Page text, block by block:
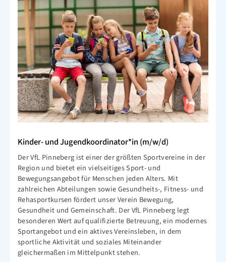
Kinder- und Jugendkoordinator*in (m/w/d)
Der VfL Pinneberg ist einer der größten Sportvereine in der
Region und bietet ein vielseitiges Sport- und
Bewegungsangebot für Menschen jeden Alters. Mit
zahlreichen Abteilungen sowie Gesundheits-, Fitness- und
Rehasportkursen fördert unser Verein Bewegung,
Gesundheit und Gemeinschaft. Der VfL Pinneberg legt
besonderen Wert auf qualifizierte Betreuung, ein modernes
Sportangebot und ein aktives Vereinsleben, in dem
sportliche Aktivität und soziales Miteinander
gleichermaßen im Mittelpunkt stehen.